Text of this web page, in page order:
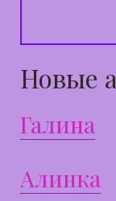
Новые
Галина
Алинка